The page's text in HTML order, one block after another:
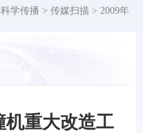
科学传播 > 传媒扫描 > 2009年
机重大改造工